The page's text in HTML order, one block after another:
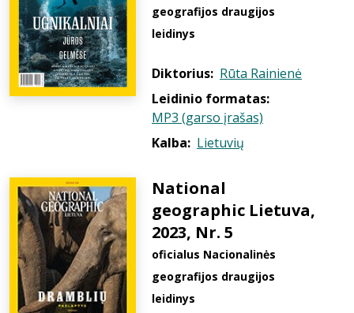
geografijos draugijos
leidinys
Diktorius: Rūta Rainienė
Leidinio formatas:
MP3 (garso įrašas)
Kalba: Lietuvių
National
geographic Lietuva,
2023, Nr. 5
oficialus Nacionalinės
geografijos draugijos
leidinys